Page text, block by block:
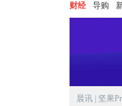
财经
导购
晨讯 | 坚果